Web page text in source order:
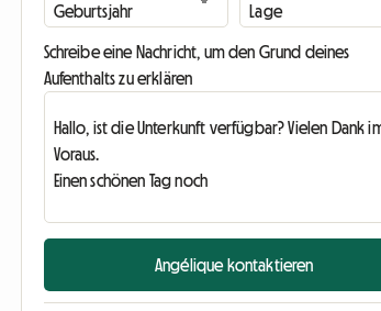
Schreibe eine Nachricht, um den Grund deines
Aufenthalts zu erklären
Angélique kontaktieren